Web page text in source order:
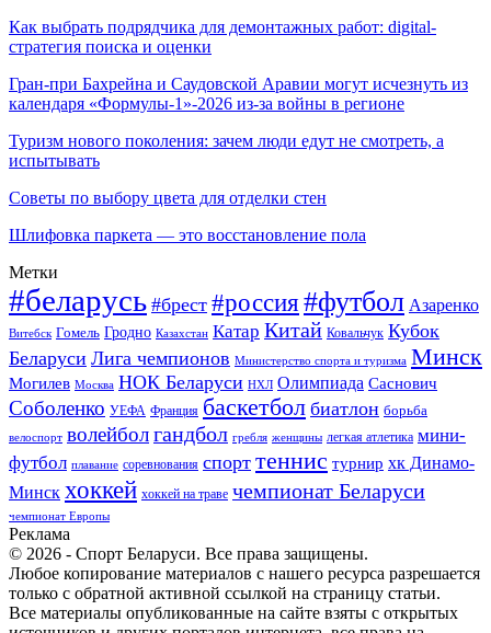
Как выбрать подрядчика для демонтажных работ: digital-
стратегия поиска и оценки
Гран-при Бахрейна и Саудовской Аравии могут исчезнуть из
календаря «Формулы-1»-2026 из-за войны в регионе
Туризм нового поколения: зачем люди едут не смотреть, а
испытывать
Советы по выбору цвета для отделки стен
Шлифовка паркета — это восстановление пола
Метки
#беларусь #брест #россия#футбол Азаренко
Витебск Гомель Гродно Казахстан Катар Китай Ковальчук Кубок
Беларуси Лига чемпионов Министерство спорта и туризма Минск
Могилев Москва НОК Беларуси НХЛ Олимпиада Саснович
Соболенко УЕФА Франция баскетбол биатлон борьба
велоспорт волейболгандбол гребля женщины легкая атлетика мини-
футбол плавание соревнования спорт теннис турнир хк Динамо-
Минск хоккей хоккей на траве чемпионат Беларуси
чемпионат Европы
Реклама
© 2026 - Спорт Беларуси. Все права защищены.
Любое копирование материалов с нашего ресурса разрешается
только с обратной активной ссылкой на страницу статьи.
Все материалы опубликованные на сайте взяты с открытых